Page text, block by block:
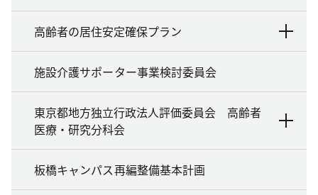
高齢者の居住安定確保プラン
施設介護サポーター事業検討委員会
東京都地方独立行政法人評価委員会 高齢者
医療・研究分科会
板橋キャンパス再編整備基本計画